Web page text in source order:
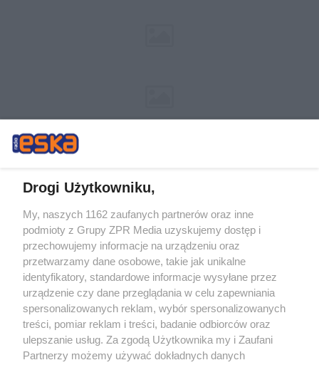
Żaden utwór zamieszczony w serwisie nie może być powielany i
rozpowszechniany lub dalej rozpowszechniany w jakikolwiek sposób (w
tym także elektroniczny lub mechaniczny) na jakimkolwiek polu
eksploatacji w jakiejkolwiek formie, włącznie z umieszczaniem w Internecie
bez pisemnej zgody właściciela praw. Jakiekolwiek użycie lub
wykorzystanie utworów w całości lub w części z naruszeniem prawa, tzn.
bez właściwej zgody, jest zabronione pod groźbą kary i może być ścigane
prawnie.
Drogi Użytkowniku,
My, naszych 1162 zaufanych partnerów oraz inne
podmioty z Grupy ZPR Media uzyskujemy dostęp i
przechowujemy informacje na urządzeniu oraz
przetwarzamy dane osobowe, takie jak unikalne
identyfikatory, standardowe informacje wysyłane przez
urządzenie czy dane przeglądania w celu zapewniania
spersonalizowanych reklam, wybór spersonalizowanych
treści, pomiar reklam i treści, badanie odbiorców oraz
ulepszanie usług. Za zgodą Użytkownika my i Zaufani
Partnerzy możemy używać dokładnych danych